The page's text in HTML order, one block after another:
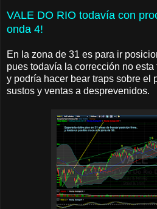
VALE DO RIO todavía con
onda 4!
En la zona de 31 es para ir
pues todavía la corrección no
y podría hacer bear traps sobre el
sustos y ventas a desprevenidos.